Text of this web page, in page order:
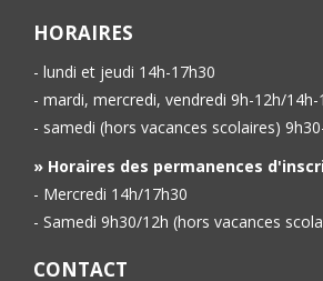
HORAIRES
- lundi et jeudi 14h-17h30
- mardi, mercredi, vendredi 9h-12h/14h-
- samedi (hors vacances scolaires)
» Horaires des permanences
- Mercredi 14h/17h30
- Samedi 9h30/12h (hors vacances
CONTACT